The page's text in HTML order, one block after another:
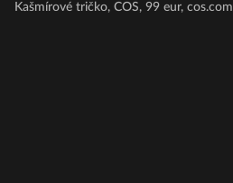
Kašmírové tričko, COS, 99 eur, cos.com